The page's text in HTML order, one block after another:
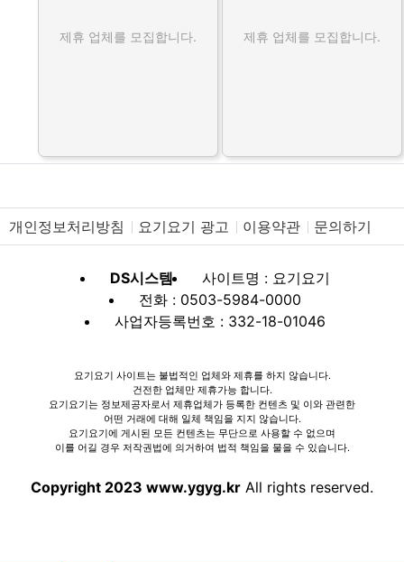
제휴 업체를 모집합니다. 제휴 업체를 모집합니다.
개인정보처리방침 요기요기 광고 이용약관 문의하기
DS시스템
사이트명 : 요기요기
전화 : 0503-5984-0000
사업자등록번호 : 332-18-01046
요기요기 사이트는 불법적인 업체와 제휴를 하지 않습니다.
건전한 업체만 제휴가능 합니다.
요기요기는 정보제공자로서 제휴업체가 등록한 컨텐츠 및 이와 관련한
어떤 거래에 대해 일체 책임을 지지 않습니다.
요기요기에 게시된 모든 컨텐츠는 무단으로 사용할 수 없으며
이를 어길 경우 저작권법에 의거하여 법적 책임을 물을 수 있습니다.
Copyright 2023 www.ygyg.kr All rights reserved.